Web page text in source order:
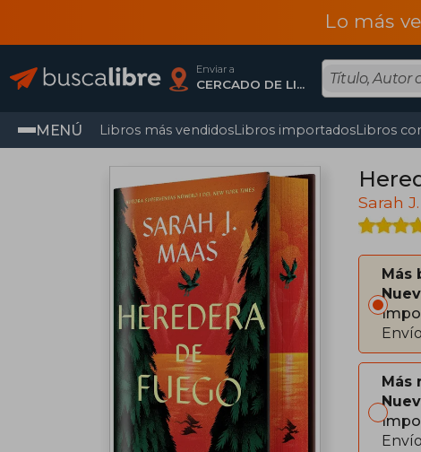
Lo más
Enviar a
CERCADO DE LIMA, Lima
MENÚ Libros más vendidosLibros importadosLibros
Sarah
Más
Más